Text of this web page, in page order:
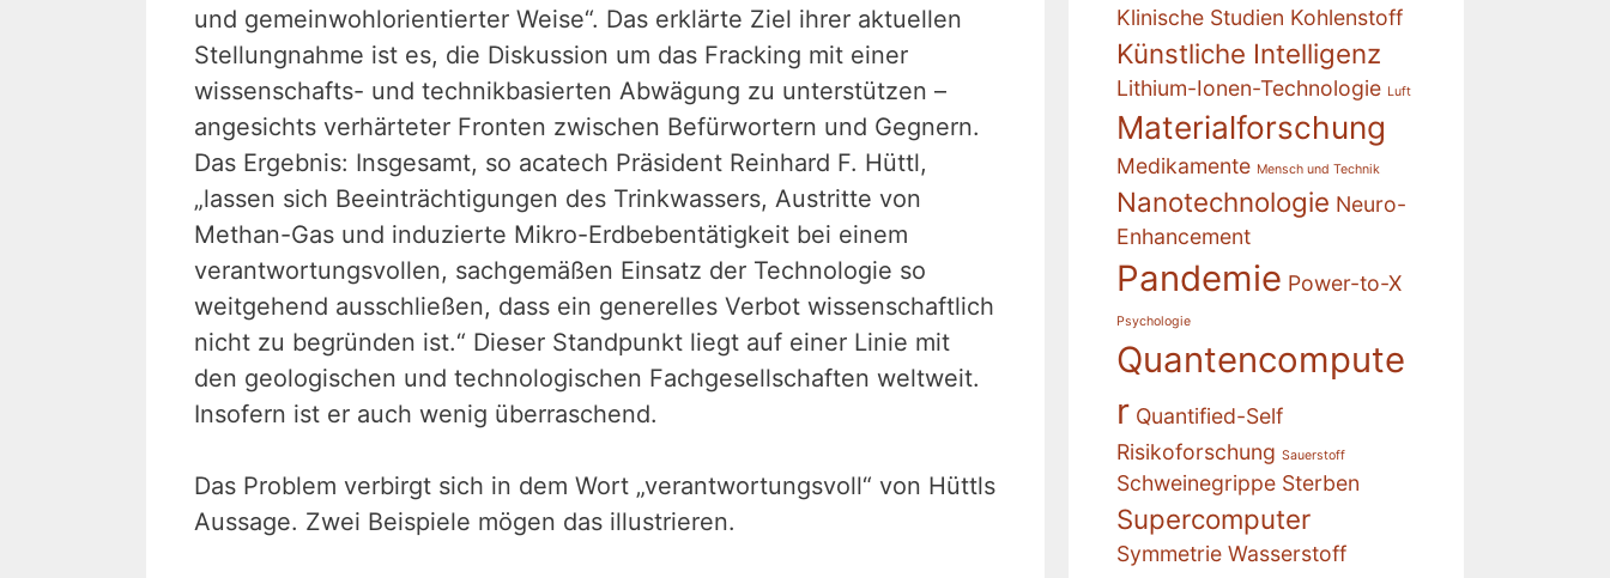
und gemeinwohlorientierter Weise“. Das erklärte Ziel ihrer aktuellen
Stellungnahme ist es, die Diskussion um das Fracking mit einer
wissenschafts- und technikbasierten Abwägung zu unterstützen –
angesichts verhärteter Fronten zwischen Befürwortern und Gegnern.
Das Ergebnis: Insgesamt, so acatech Präsident Reinhard F. Hüttl,
„lassen sich Beeinträchtigungen des Trinkwassers, Austritte von
Methan-Gas und induzierte Mikro-Erdbebentätigkeit bei einem
verantwortungsvollen, sachgemäßen Einsatz der Technologie so
weitgehend ausschließen, dass ein generelles Verbot wissenschaftlich
nicht zu begründen ist.“ Dieser Standpunkt liegt auf einer Linie mit
den geologischen und technologischen Fachgesellschaften weltweit.
Insofern ist er auch wenig überraschend.
Das Problem verbirgt sich in dem Wort „verantwortungsvoll“ von Hüttls
Aussage. Zwei Beispiele mögen das illustrieren.
Klinische Studien Kohlenstoff
Künstliche Intelligenz
Lithium-Ionen-Technologie Luft
Materialforschung
Medikamente Mensch und Technik
Nanotechnologie Neuro-
Enhancement
Pandemie Power-to-X
Psychologie
Quantencompute
r Quantified-Self
Risikoforschung Sauerstoff
Schweinegrippe Sterben
Supercomputer
Symmetrie Wasserstoff